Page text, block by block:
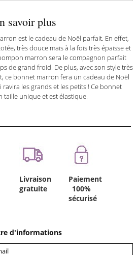
savoir plus
est le cadeau de Noël parfait. En effet,
très douce mais à la fois très épaisse et
marron sera le compagnon parfait
de grand froid. De plus, avec son style très
ce bonnet marron fera un cadeau de Noël
les grands et les petits ! Ce bonnet
taille unique et est élastique.
Livraison
gratuite
Paiement
100%
sécurisé
d'informations